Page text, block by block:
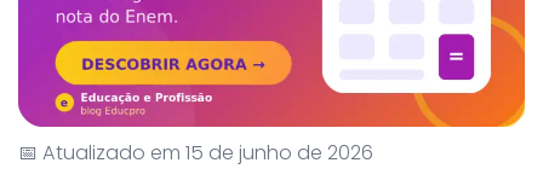
📅 Atualizado em 15 de junho de 2026